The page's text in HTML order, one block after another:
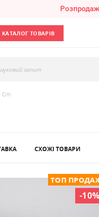
КАТАЛОГ ТОВАРІВ
запит
СХОЖІ ТОВАРИ
ТОП
-10%